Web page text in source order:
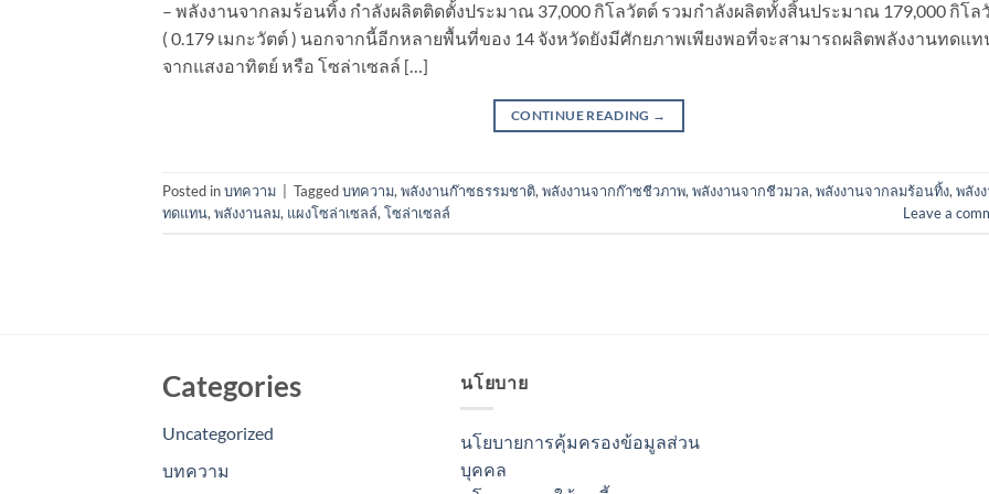
– พลังงานจากลมร้อนทิ้ง กำลังผลิตติดตั้งประมาณ 37,000 กิโลวัตต์ รวมกำลังผลิตทั้งสิ้นประมาณ 179,000 กิโล
( 0.179 เมกะวัตต์ ) นอกจากนี้อีกหลายพื้นที่ของ 14 จังหวัดยังมีศักยภาพเพียงพอที่จะสามารถผลิตพลังงานทดแท
จากแสงอาทิตย์ หรือ โซล่าเซลล์ […]
CONTINUE READING →
Posted inบทความ Taggedบทความ, พลังงานก๊าซธรรมชาติ, พลังงานจากก๊าซชีวภาพ, พลังงานจากชีวมวล, พลังงานจากลมร้อนทิ้ง, พลัง
ทดแทน, พลังงานลม, แผงโซล่าเซลล์, โซล่าเซลล์ Leave a
Categories
Uncategorized
บทความ
นโยบาย
นโยบายการคุ้มครองข้อมูลส่วน
บุคคล